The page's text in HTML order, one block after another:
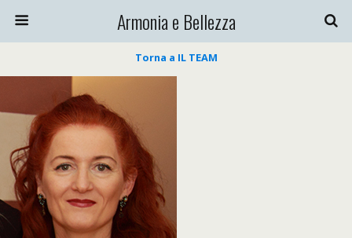
Armonia e Bellezza
Torna a IL TEAM